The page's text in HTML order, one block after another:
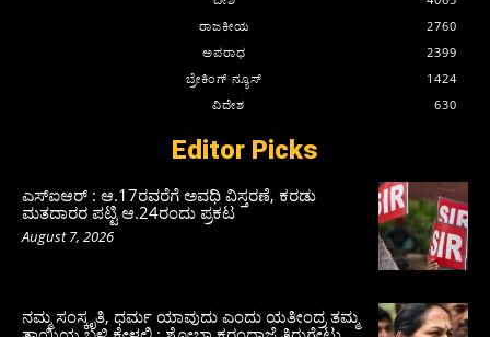
ರಾಜಕೀಯ
2760
ಅಪರಾಧ
2399
ಬ್ರೇಕಿಂಗ್ ನ್ಯೂಸ್
1424
ವಿದೇಶ
630
Editor Picks
ಎಸ್‌ಐಆರ್‌ : ಆ.17ರವರೆಗೆ ಅವಧಿ ವಿಸ್ತರಣೆ, ಕರಡು
ಮತದಾರರ ಪಟ್ಟಿ ಆ.24ರಂದು ಪ್ರಕಟ
August 7, 2026
ನಮ್ಮ ಸಂಸ್ಕೃತಿ, ಧರ್ಮ ಯಾವುದು ಎಂದು ಯತೀಂದ್ರ ತಮ್ಮ